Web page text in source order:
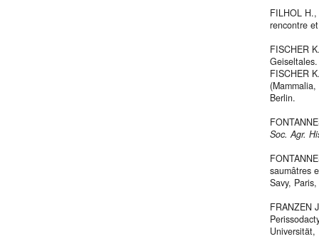
FILHOL
rencontre
FISCHER
FISCHER
Berlin.
Soc. Agr.
saumâtres
Savy,
FRANZEN